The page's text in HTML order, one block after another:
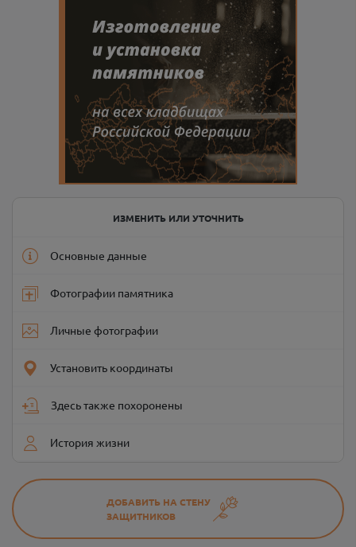
ИЗМЕНИТЬ ИЛИ УТОЧНИТЬ
Основные данные
Фотографии памятника
Личные фотографии
Установить координаты
Здесь также похоронены
История жизни
ДОБАВИТЬ НА СТЕНУ
ЗАЩИТНИКОВ